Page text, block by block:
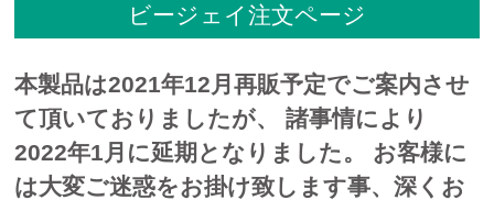
ビージェイ注文ページ
本製品は2021年12月再販予定でご案内させ
て頂いておりましたが、 諸事情により
2022年1 月に延期となりました。 お客様に
は大変ご迷惑をお掛け致します事、深くお